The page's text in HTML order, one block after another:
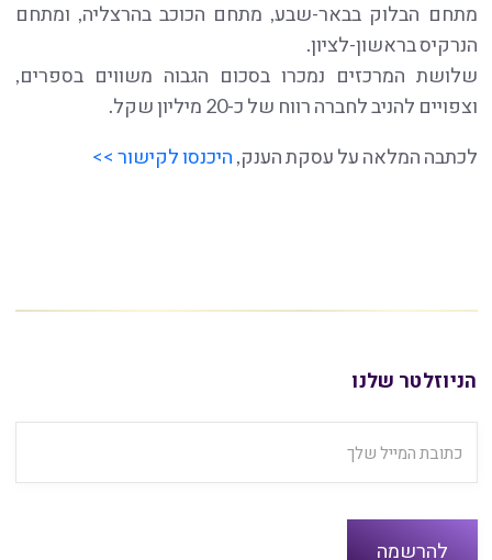
מתחם הבלוק בבאר-שבע, מתחם הכוכב בהרצליה, ומתחם
הנרקיס בראשון-לציון.
שלושת המרכזים נמכרו בסכום הגבוה משווים בספרים,
וצפויים להניב לחברה רווח של כ-20 מיליון שקל.
לכתבה המלאה על עסקת הענק, היכנסו לקישור >>
הניוזלטר שלנו